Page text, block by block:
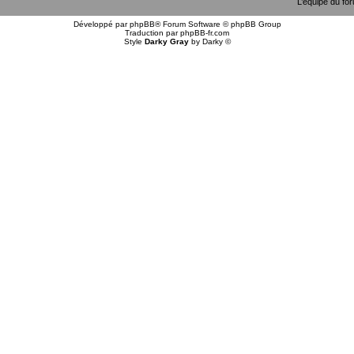
Développé parphpBB® Forum Software © phpBB Group
Traduction parphpBB-fr.com
Style Darky Grayby Darky©